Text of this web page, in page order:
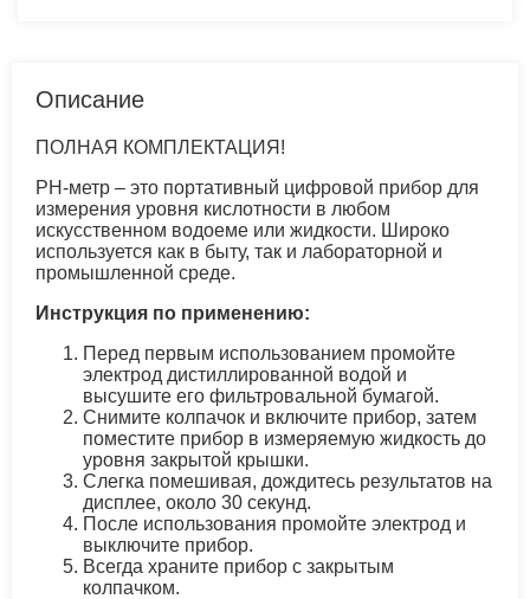
Описание
ПОЛНАЯ КОМПЛЕКТАЦИЯ!
PH-метр – это портативный цифровой прибор для
измерения уровня кислотности в любом
искусственном водоеме или жидкости. Широко
используется как в быту, так и лабораторной и
промышленной среде.
Инструкция по применению:
Перед первым использованием промойте
электрод дистиллированной водой и
высушите его фильтровальной бумагой.
Снимите колпачок и включите прибор, затем
поместите прибор в измеряемую жидкость до
уровня закрытой крышки.
Слегка помешивая, дождитесь результатов на
дисплее, около 30 секунд.
После использования промойте электрод и
выключите прибор.
Всегда храните прибор с закрытым
колпачком.